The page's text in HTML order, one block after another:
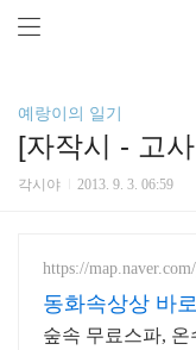
예랑이의 일기
[자작시 - 고
각시야 2013. 9. 3. 06:59
https://
동화속상상 바
주서쪽 오설록
숲속 무료스파,